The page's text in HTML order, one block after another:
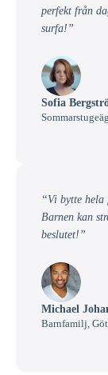
perfekt från
surfa!”
Sofia
“Vi bytte hela
Barnen kan
beslutet!”
Michael
Barnfamilj,